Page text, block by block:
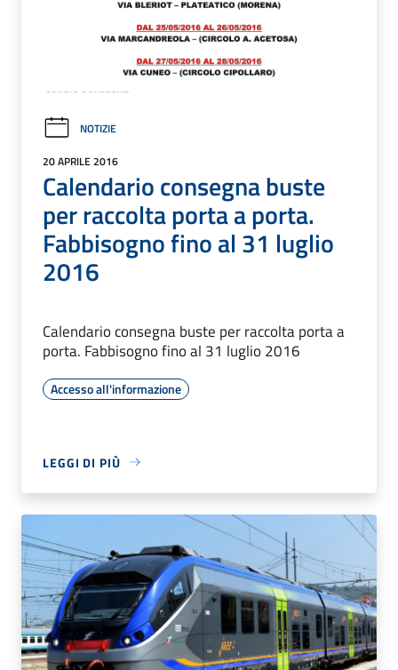
NOTIZIE
20 APRILE 2016
Calendario consegna buste
per raccolta porta a porta.
Fabbisogno fino al 31 luglio
2016
Calendario consegna buste per raccolta porta a
porta. Fabbisogno fino al 31 luglio 2016
Accesso all'informazione
LEGGI DI PIÙ